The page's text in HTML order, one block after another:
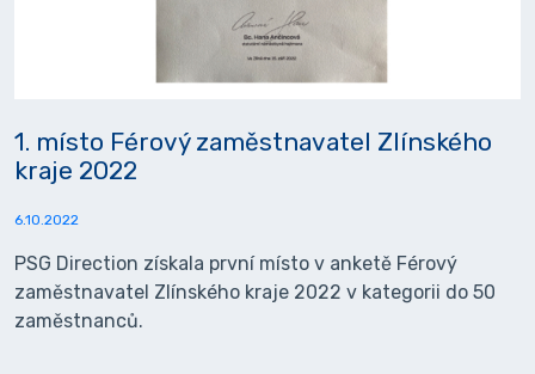
1. místo Férový zaměstnavatel Zlínského
kraje 2022
6.10.2022
PSG Direction získala první místo v anketě Férový
zaměstnavatel Zlínského kraje 2022 v kategorii do 50
zaměstnanců.